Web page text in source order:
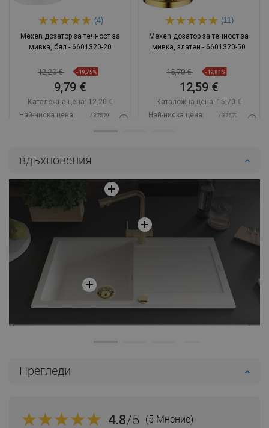
(4)
Mexen дозатор за течност за
мивка, бял - 6601320-20
12,20 € -19,75%
9,79 €
Каталожна цена: 12,20 €
Най-ниска цена:
/ 375,79
Добави в количката
favorite_border Любима
Сравнете
(11)
Mexen дозатор за течност за
мивка, златен - 6601320-50
15,70 € -19,81%
12,59 €
Каталожна цена: 15,70 €
Най-ниска цена:
/ 375,79
Добави в количката
favorite_border Любима
Сравнете
вдъхновения
Прегледи
4.8/5 (5 Мнение)